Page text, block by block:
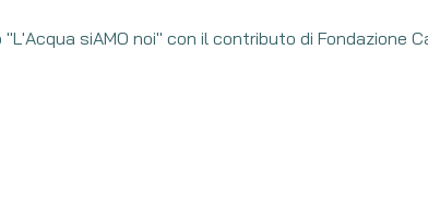
siAMO noi" con il contributo di Fondazione